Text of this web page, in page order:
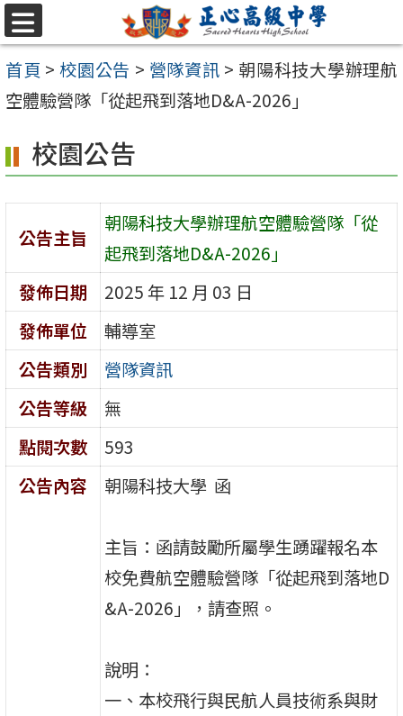
跳至主要內容區
選
單
首頁 > 校園公告 > 營隊資訊 > 朝陽科技大學辦理航
空體驗營隊「從起飛到落地D&A-2026」
校園公告
公告主旨
朝陽科技大學辦理航空體驗營隊「從
起飛到落地D&A-2026」
發佈日期
2025 年 12 月 03 日
發佈單位
輔導室
公告類別
營隊資訊
公告等級
無
點閱次數
593
公告內容
朝陽科技大學 函
主旨：函請鼓勵所屬學生踴躍報名本
校免費航空體驗營隊「從起飛到落地D
&A-2026」，請查照。
說明：
一、本校飛行與民航人員技術系與財